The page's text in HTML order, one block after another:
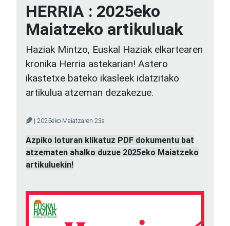
HERRIA : 2025eko
Maiatzeko artikuluak
Haziak Mintzo, Euskal Haziak elkartearen
kronika Herria astekarian! Astero
ikastetxe bateko ikasleek idatzitako
artikulua atzeman dezakezue.
| 2025eko Maiatzaren 23a
Azpiko loturan klikatuz PDF dokumentu bat
atzematen ahalko duzue 2025eko Maiatzeko
artikuluekin!